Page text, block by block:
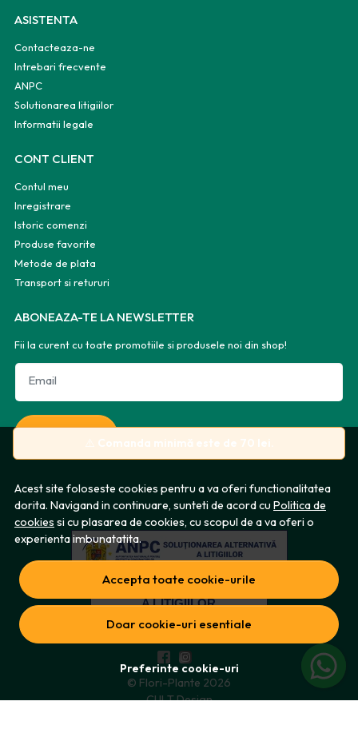
⚠️ Comanda minimă este de 70 lei.
Acest site foloseste cookies pentru a va oferi functionalitatea
dorita. Navigand in continuare, sunteti de acord cu Politica de
cookies si cu plasarea de cookies, cu scopul de a va oferi o
experienta imbunatatita.
Accepta toate cookie-urile
Doar cookie-uri esentiale
Preferinte cookie-uri
ASISTENTA
Contacteaza-ne
Intrebari frecvente
ANPC
Solutionarea litigiilor
Informatii legale
CONT CLIENT
Contul meu
Inregistrare
Istoric comenzi
Produse favorite
Metode de plata
Transport si retururi
ABONEAZA-TE LA NEWSLETTER
Fii la curent cu toate promotiile si produsele noi din shop!
Email
© Flori-Plante 2026
CULT Design